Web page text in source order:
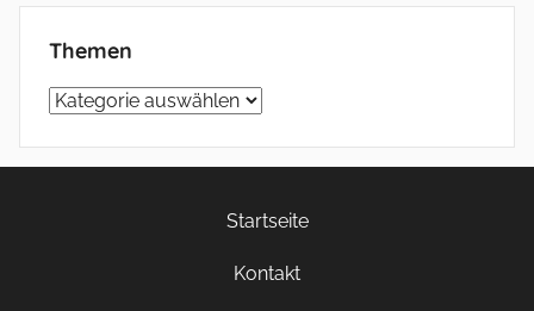
Themen
Themen
Startseite
Kontakt